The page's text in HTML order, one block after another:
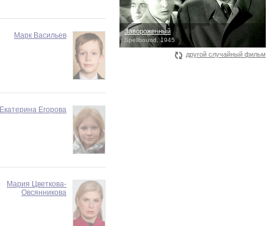
Марк Васильев
Екатерина Егорова
Мария Цветкова-
Овсянникова
Завороженный
Spellbound, 1945
другой случайный фильм